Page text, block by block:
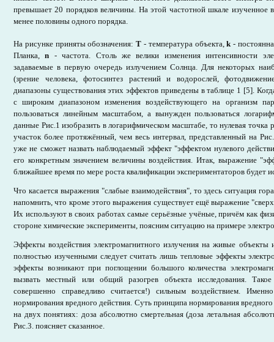
превышает 20 порядков величины. На этой частотной шкале изученное
менее половины одного порядка.
На рисунке приняты обозначения:Т - температура объекта,k -
Планка,n - частота. Столь же велики изменения интенсивности
задаваемые в первую очередь излучением Солнца. Для некоторых
(зрение человека, фотосинтез растений и водорослей,
диапазоны существования этих эффектов приведены в таблице 1 [5].
с широким диапазоном изменения воздействующего на организм
пользоваться линейным масштабом, а вынужден пользоваться
данные Рис.1 изобразить в логарифмическом масштабе, то нулевая точка
участок более протяжённый, чем весь интервал, представленный на
уже не сможет назвать наблюдаемый эффект "эффектом нулевого
его конкретным значением величины воздействия. Итак, выражение
ближайшее время по мере роста квалификации экспериментаторов будет
Что касается выражения "слабые взаимодействия", то здесь ситуация
напомнить, что кроме этого выражения существует ещё выражение
Их используют в своих работах самые серьёзные учёные, причём как
стороне химические эксперименты, поясним ситуацию на примере
Эффекты воздействия электромагнитного излучения на живые объекты
полностью изученными следует считать лишь тепловые эффекты
эффекты возникают при поглощении большого количества
вызвать местный или общий разогрев объекта исследования. Такое
совершенно справедливо считается!) сильным воздействием.
нормирования вредного действия. Суть принципа нормирования
на двух понятиях: доза абсолютно смертельная (доза летальная
Рис.3. поясняет сказанное.